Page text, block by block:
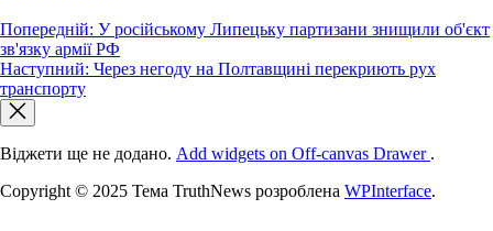
Навігація
записів
Попередній: У російському Липецьку партизани знищили об'єкт
зв'язку армії РФ
Наступний: Через негоду на Полтавщині перекриють рух
транспорту
Віджети ще не додано. Add widgets on Off-canvas Drawer .
Copyright © 2025 Тема TruthNews розроблена WPInterface.